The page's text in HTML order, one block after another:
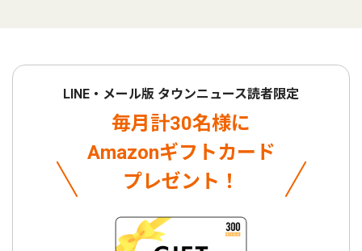
LINE・メール版 タウンニュース読者限定
毎月計30名様に
Amazonギフトカード
プレゼント！